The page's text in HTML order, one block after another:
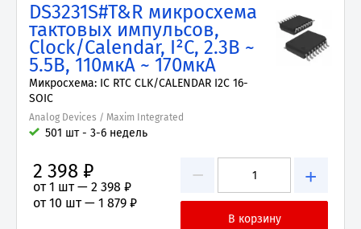
DS3231S#T&R микросхема
тактовых импульсов,
Clock/Calendar, I²C, 2.3В ~
5.5В, 110мкА ~ 170мкА
Микросхема: IC RTC CLK/CALENDAR I2C 16-
SOIC
Analog Devices / Maxim Integrated
501 шт - 3-6 недель
− +
2 398 ₽
от 1 шт — 2 398 ₽
от 10 шт — 1 879 ₽